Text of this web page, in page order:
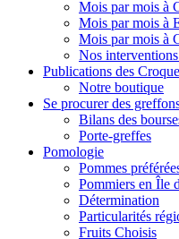
Mois par mois à
Mois par mois à
Mois par mois à
Nos
Publications des
Notre boutique
Se procurer des
Bilans des
Porte-greffes
Pomologie
Pommes
Pommiers en Île
Détermination
Particularités
Fruits Choisis